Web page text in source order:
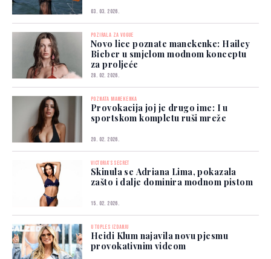
03. 03. 2026.
POZIRALA ZA VOGUE
Novo lice poznate manekenke: Hailey
Bieber u smjelom modnom konceptu
za proljeće
28. 02. 2026.
POZNATA MANEKENKA
Provokacija joj je drugo ime: I u
sportskom kompletu ruši mreže
20. 02. 2026.
VICTORIA'S SECRET
Skinula se Adriana Lima, pokazala
zašto i dalje dominira modnom pistom
15. 02. 2026.
U TOPLES IZDANJU
Heidi Klum najavila novu pjesmu
provokativnim videom